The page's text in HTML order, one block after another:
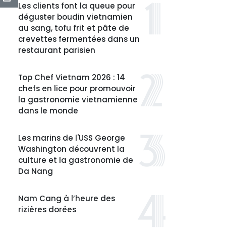
Les clients font la queue pour
déguster boudin vietnamien
au sang, tofu frit et pâte de
crevettes fermentées dans un
restaurant parisien
Top Chef Vietnam 2026 : 14
chefs en lice pour promouvoir
la gastronomie vietnamienne
dans le monde
Les marins de l'USS George
Washington découvrent la
culture et la gastronomie de
Da Nang
Nam Cang à l’heure des
rizières dorées